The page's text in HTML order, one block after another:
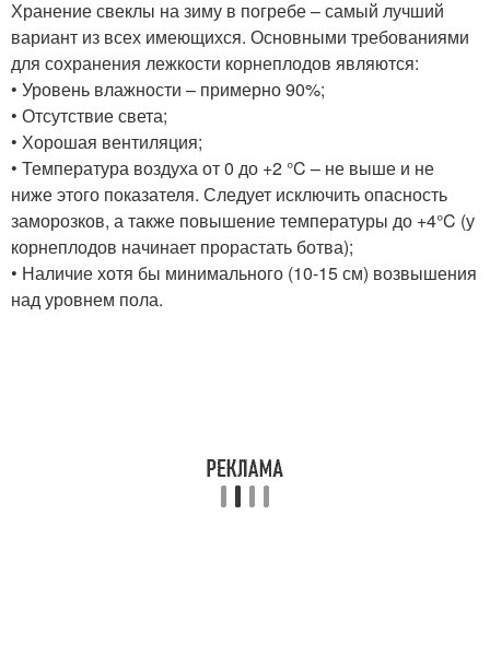
Хранение свеклы на зиму в погребе – самый лучший
вариант из всех имеющихся. Основными требованиями
для сохранения лежкости корнеплодов являются:
• Уровень влажности – примерно 90%;
• Отсутствие света;
• Хорошая вентиляция;
• Температура воздуха от 0 до +2 °C – не выше и не
ниже этого показателя. Следует исключить опасность
заморозков, а также повышение температуры до +4°C (у
корнеплодов начинает прорастать ботва);
• Наличие хотя бы минимального (10-15 см) возвышения
над уровнем пола.